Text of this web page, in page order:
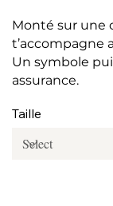
Monté sur une
t’accompagne
Un symbole
assurance.
Taille